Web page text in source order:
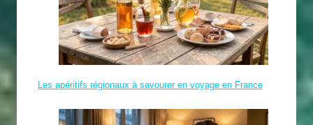
Les apéritifs régionaux à savourer en voyage en France